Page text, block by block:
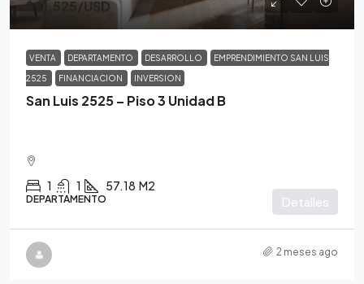
$91,525/USD
VENTA DEPARTAMENTO DESARROLLO EMPRENDIMIENTO SAN LUIS
2525 FINANCIACION INVERSION
San Luis 2525 – Piso 3 Unidad B
1 1 57.18 M2
DEPARTAMENTO Detalles
2 meses ago